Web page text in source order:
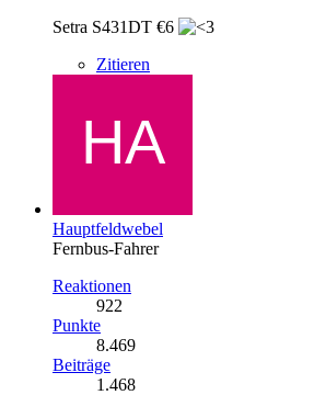
Setra S431DT €6
Zitieren
Hauptfeldwebel
Fernbus-Fahrer
Reaktionen
922
Punkte
8.469
Beiträge
1.468